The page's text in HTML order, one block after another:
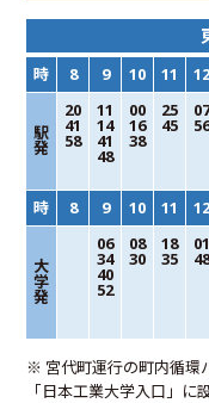
時 8 9 10 11 12
駅
発
20
41
58
11
14
41
48
00
16
38
25
45
07
56
時 8 9 10 11 12
大
学
発
06
34
40
52
08
30
18
35
01
48
※ 宮代町運行の町内循環
「日本工業大学入口」に